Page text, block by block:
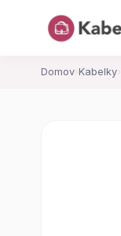
Domov› Kabelky›